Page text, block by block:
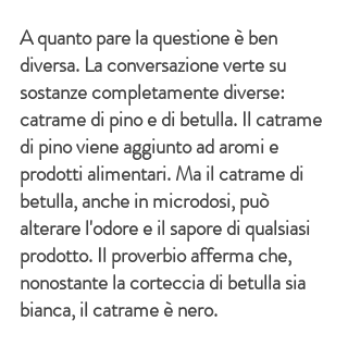
A quanto pare la questione è ben
diversa. La conversazione verte su
sostanze completamente diverse:
catrame di pino e di betulla. Il catrame
di pino viene aggiunto ad aromi e
prodotti alimentari. Ma il catrame di
betulla, anche in microdosi, può
alterare l'odore e il sapore di qualsiasi
prodotto. Il proverbio afferma che,
nonostante la corteccia di betulla sia
bianca, il catrame è nero.